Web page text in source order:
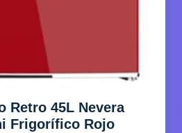
Retro 45L Nevera
Frigorífico Rojo